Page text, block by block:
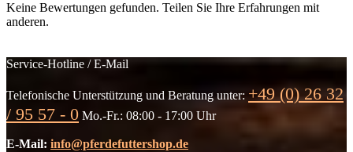
Keine Bewertungen gefunden. Teilen Sie Ihre Erfahrungen mit
anderen.
Service-Hotline / E-Mail
Telefonische Unterstützung und Beratung unter: +49 (0) 26 32
/ 95 57 - 0 Mo.-Fr.: 08:00 - 17:00 Uhr
E-Mail: info@pferdefuttershop.de